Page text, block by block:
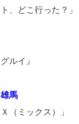
、どこ行った？」
ルイ』
馬
（ミックス）」